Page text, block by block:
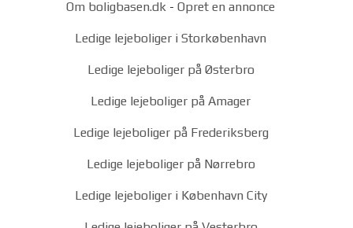
Om boligbasen.dk - Opret en annonce
Ledige lejeboliger i Storkøbenhavn
Ledige lejeboliger på Østerbro
Ledige lejeboliger på Amager
Ledige lejeboliger på Frederiksberg
Ledige lejeboliger på Nørrebro
Ledige lejeboliger i København City